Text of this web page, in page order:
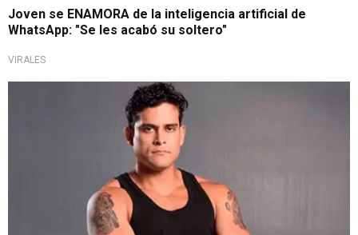
Joven se ENAMORA de la inteligencia artificial de
WhatsApp: "Se les acabó su soltero"
VIRALES